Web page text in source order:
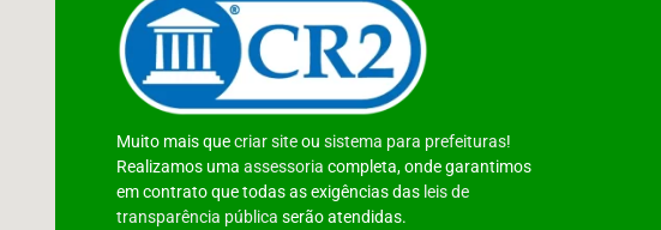
Muito mais quecriar siteou sistema para prefeituras!
Realizamos uma assessoria completa, onde garantimos
em contrato que todas as exigências das leis de
transparência pública serão atendidas.